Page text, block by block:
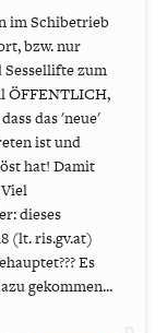
im Schibetrieb
bzw. nur
zum
ÖFFENTLICH,
das 'neue'
ist und
hat! Damit
dieses
(lt. ris.gv.at)
Es
gekommen...